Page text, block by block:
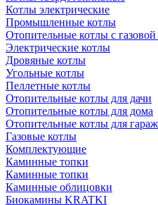
Котлы электрические
Промышленные котлы
Отопительные котлы с газовой
Электрические котлы
Дровяные котлы
Угольные котлы
Пеллетные котлы
Отопительные котлы для дачи
Отопительные котлы для дома
Отопительные котлы для
Газовые котлы
Комплектующие
Каминные топки
Каминные топки
Каминные облицовки
Биокамины KRATKI